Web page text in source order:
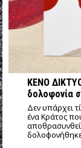
ΚΕΝΟ
δολοφονία
Δεν υπάρχει
ένα Κράτος